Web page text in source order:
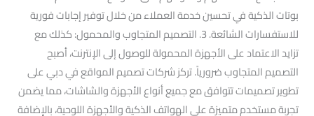
بوتات الذكية في تحسين خدمة العملاء من خلال توفير إجابات فورية
للاستفسارات الشائعة. 3. التصميم المتجاوب والمحمول: كذلك مع
تزايد الاعتماد على الأجهزة المحمولة للوصول إلى الإنترنت، أصبح
التصميم المتجاوب ضرورياً. تركز شركات تصميم المواقع في دبي على
تطوير تصميمات تتوافق مع جميع أنواع الأجهزة والشاشات، مما يضمن
تجربة مستخدم متميزة على الهواتف الذكية والأجهزة اللوحية، بالإضافة